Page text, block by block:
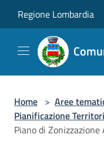
Regione Lombardia
Home > Aree
Pianificazione
Piano di